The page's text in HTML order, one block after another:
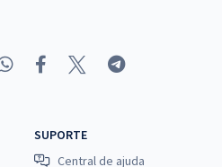
SUPORTE
Central de ajuda